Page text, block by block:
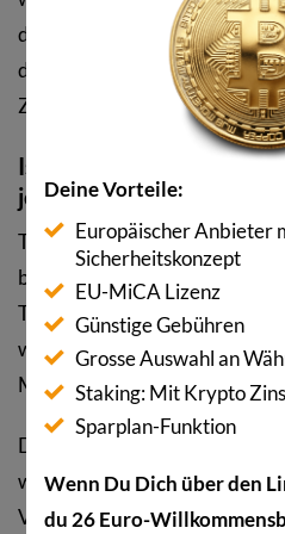
das Projekt nach kurzer Zeit
daran zweifeln lassen, ob der
Zahlungsmittel jemals
Ist der Einfluss des
jetzt da?
Tatsächlich wird es noch eine
bis der Bitcoin auch endgültig
Trotz der Einführung als
wissen laut einer Umfrage
Menschen nichts vom Bitcoin.
Das heisst, dass die
wichtig sein wird. Das hat
Vorfeld erkannt und
Deine Vorteile:
Europäischer Anbieter
Sicherheitskonzept
EU-MiCA Lizenz
Günstige Gebühren
Grosse Auswahl an
Staking: Mit Krypto
Sparplan-Funktion
Wenn Du Dich über den
du 26 Euro-